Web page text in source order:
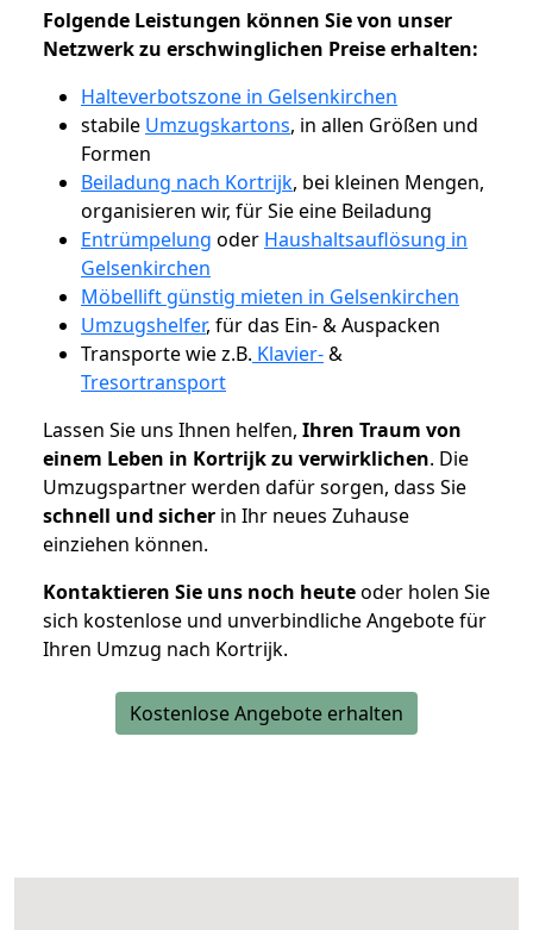
Folgende Leistungen können Sie von unser
Netzwerk zu erschwinglichen Preise erhalten:
Halteverbotszone in Gelsenkirchen
stabile Umzugskartons, in allen Größen und
Formen
Beiladung nach Kortrijk, bei kleinen Mengen,
organisieren wir, für Sie eine Beiladung
Entrümpelung oder Haushaltsauflösung in
Gelsenkirchen
Möbellift günstig mieten in Gelsenkirchen
Umzugshelfer, für das Ein- & Auspacken
Transporte wie z.B. Klavier-&
Tresortransport
Lassen Sie uns Ihnen helfen, Ihren Traum von
einem Leben in Kortrijk zu verwirklichen. Die
Umzugspartner werden dafür sorgen, dass Sie
schnell und sicher in Ihr neues Zuhause
einziehen können.
Kontaktieren Sie uns noch heuteoder holen Sie
sich kostenlose und unverbindliche Angebote für
Ihren Umzug nach Kortrijk.
Kostenlose Angebote erhalten